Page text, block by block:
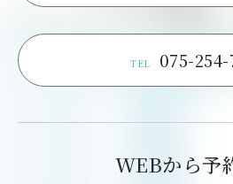
TEL 075-254-
WEBから予